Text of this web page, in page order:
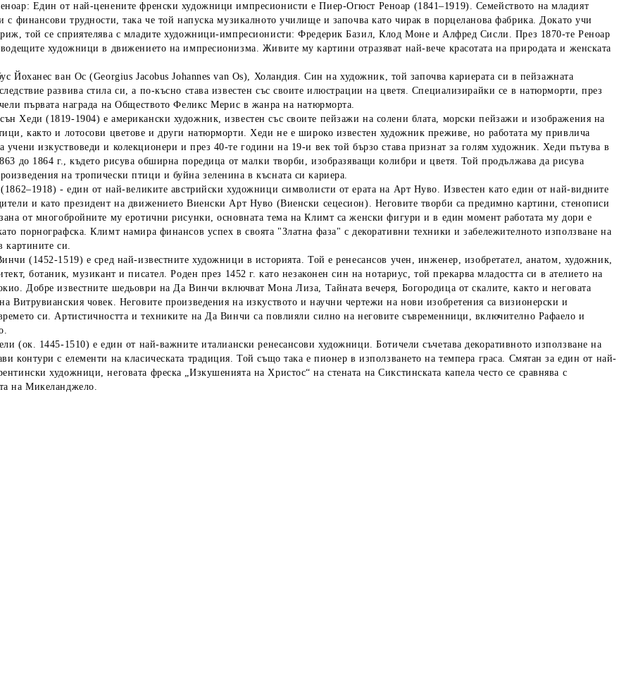
: Eдин от най-ценените френски художници импресионисти e Пиер-Огюст Реноар (1841–1919). Семейството на младият
с финансови трудности, така че той напуска музикалното училище и започва като чирак в порцеланова фабрика. Докато учи
той се сприятелява с младите художници-импресионисти: Фредерик Базил, Клод Моне и Алфред Сисли. През 1870-те Реноар
водещите художници в движението на импресионизма. Живите му картини отразяват най-вече красотата на природата и женската
Йоханес ван Ос (Georgius Jacobus Johannes van Os), Холандия. Син на художник, той започва кариерата си в пейзажната
развива стила си, а по-късно става известен със своите илюстрации на цветя. Специализирайки се в натюрморти, през
първата награда на Обществото Феликс Мерис в жанра на натюрморта.
Хеди (1819-1904) е американски художник, известен със своите пейзажи на солени блата, морски пейзажи и изображения на
както и лотосови цветове и други натюрморти. Хеди не е широко известен художник преживе, но работата му привлича
учени изкуствоведи и колекционери и през 40-те години на 19-и век той бързо става признат за голям художник. Хеди пътува в
до 1864 г., където рисува обширна поредица от малки творби, изобразяващи колибри и цветя. Той продължава да рисува
на тропически птици и буйна зеленина в късната си кариера.
(1862–1918) - един от най-великите австрийски художници символисти от ерата на Арт Нуво. Известен като един от най-видните
и като президент на движението Виенски Арт Нуво (Виенски сецесион). Неговите творби са предимно картини, стенописи
от многобройните му еротични рисунки, основната тема на Климт са женски фигури и в един момент работата му дори е
порнографска. Климт намира финансов успех в своята "Златна фаза" с декоративни техники и забележителното използване на
картините си.
(1452-1519) е сред най-известните художници в историята. Той е ренесансов учен, инженер, изобретател, анатом, художник,
ботаник, музикант и писател. Роден през 1452 г. като незаконен син на нотариус, той прекарва младостта си в ателието на
Добре известните шедьоври на Да Винчи включват Мона Лиза, Тайната вечеря, Богородица от скалите, както и неговата
Витрувианския човек. Неговите произведения на изкуството и научни чертежи на нови изобретения са визионерски и
си. Артистичността и техниките на Да Винчи са повлияли силно на неговите съвременници, включително Рафаело и
(ок. 1445-1510) e един от най-важните италиански ренесансови художници. Ботичели съчетава декоративното използване на
контури с елементи на класическата традиция. Той също така е пионер в използването на темпера граса. Смятан за един от най-
художници, неговaтa фреска „Изкушенията на Христос“ на стената на Сикстинската капела често се сравнява с
на Микеланджело.